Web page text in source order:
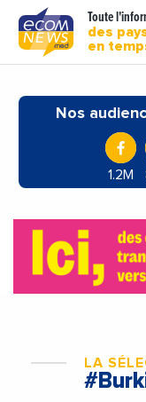
Toute
des
en
Nos
1.2M
LA